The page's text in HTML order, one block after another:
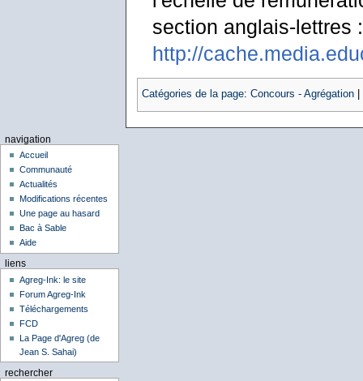
section anglais-lettres :
http://
Catégories de la page: Concours - Agrégation|
navigation
Accueil
Communauté
Actualités
Modifications récentes
Une page au hasard
Bac à Sable
Aide
liens
Agreg-Ink: le site
Forum Agreg-Ink
Téléchargements
FCD
La Page d'Agreg (de
Jean S. Sahai)
rechercher